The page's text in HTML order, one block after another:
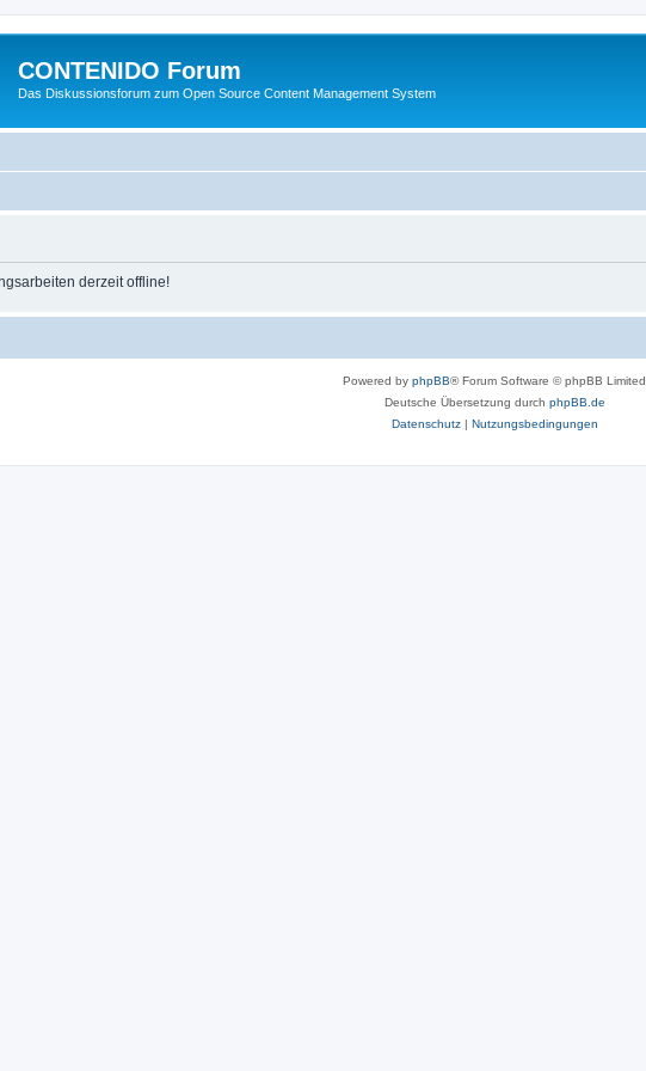
CONTENIDO Forum
Das Diskussionsforum zum Open Source Content Management System
derzeit offline!
Powered by phpBB® Forum Software © phpBB Limited
Deutsche Übersetzung durch phpBB.de
Datenschutz| Nutzungsbedingungen